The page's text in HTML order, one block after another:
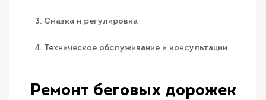
Смазка и регулировка
Техническое обслуживание и консультации
Ремонт беговых дорожек